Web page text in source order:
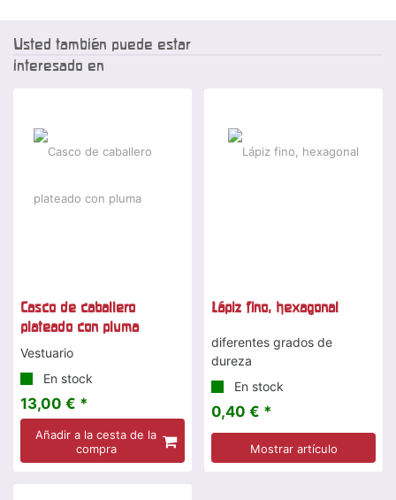
Usted también puede estar
interesado en
Casco de caballero
plateado con pluma
Vestuario
En stock
13,00 € *
Añadir a la cesta de la
compra
Lápiz fino, hexagonal
diferentes grados de
dureza
En stock
0,40 € *
Mostrar artículo